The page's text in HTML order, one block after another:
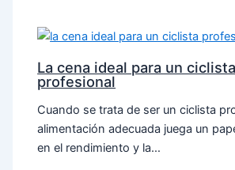
La cena ideal para un ciclista
profesional
Cuando se trata de ser un ciclista
alimentación adecuada juega un
en el rendimiento y la…